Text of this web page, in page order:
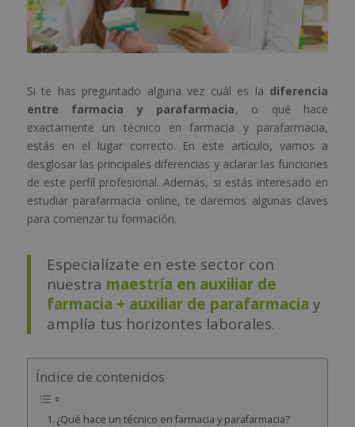
Si te has preguntado alguna vez cuál es la diferencia
entre farmacia y parafarmacia, o qué hace
exactamente un técnico en farmacia y parafarmacia,
estás en el lugar correcto. En este artículo, vamos a
desglosar las principales diferencias y aclarar las funciones
de este perfil profesional. Además, si estás interesado en
estudiar parafarmacia online, te daremos algunas claves
para comenzar tu formación.
Especialízate en este sector con
nuestra maestría en auxiliar de
farmacia + auxiliar de parafarmacia y
amplía tus horizontes laborales.
Índice de contenidos
¿Qué hace un técnico en farmacia y parafarmacia?